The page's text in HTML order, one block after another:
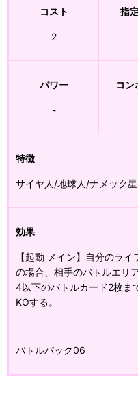
コスト
2
指
パワー
-
コン
特徴
サイヤ人/地球人/ナメック星
効果
【起動 メイン】自分のライ
の場合、相手のバトルエリ
4以下のバトルカード2枚ま
KOする。
バトルパック06